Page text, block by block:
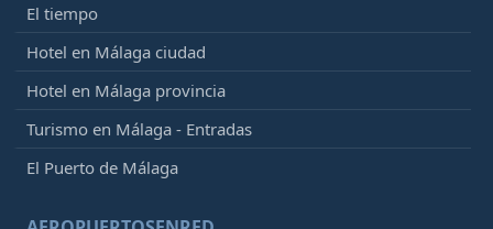
El tiempo
Hotel en Málaga ciudad
Hotel en Málaga provincia
Turismo en Málaga - Entradas
El Puerto de Málaga